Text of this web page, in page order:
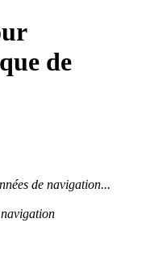
de
de navigation...